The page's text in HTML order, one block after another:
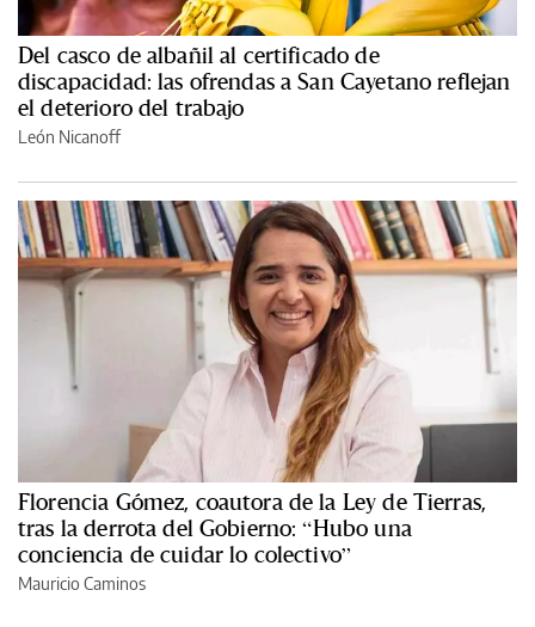
Del casco de albañil al certificado de
discapacidad: las ofrendas a San Cayetano reflejan
el deterioro del trabajo
León Nicanoff
Florencia Gómez, coautora de la Ley de Tierras,
tras la derrota del Gobierno: “Hubo una
conciencia de cuidar lo colectivo”
Mauricio Caminos